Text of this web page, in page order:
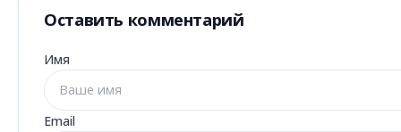
Оставить комментарий
Имя
Email